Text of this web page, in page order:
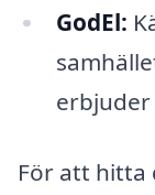
GodEl:
erbjuder
För att hitta